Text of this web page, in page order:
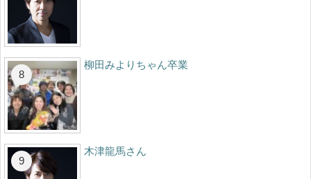
柳田みよりちゃん卒業
木津龍馬さん